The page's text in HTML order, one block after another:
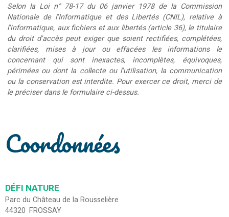
Selon la Loi n° 78-17 du 06 janvier 1978 de la Commission
Nationale de l'Informatique et des Libertés (CNIL), relative à
l'informatique, aux fichiers et aux libertés (article 36), le titulaire
du droit d'accès peut exiger que soient rectifiées, complétées,
clarifiées, mises à jour ou effacées les informations le
concernant qui sont inexactes, incomplètes, équivoques,
périmées ou dont la collecte ou l'utilisation, la communication
ou la conservation est interdite. Pour exercer ce droit, merci de
le préciser dans le formulaire ci-dessus.
Coordonnées
DÉFI NATURE
Parc du Château de la Rousselière
44320 FROSSAY